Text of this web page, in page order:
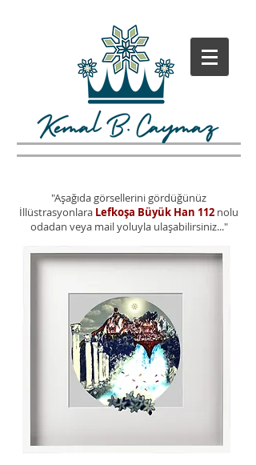
"Aşağıda görsellerini gördüğünüz
İllüstrasyonlara Lefkoşa Büyük Han 112 nolu
odadan veya mail yoluyla ulaşabilirsiniz..."